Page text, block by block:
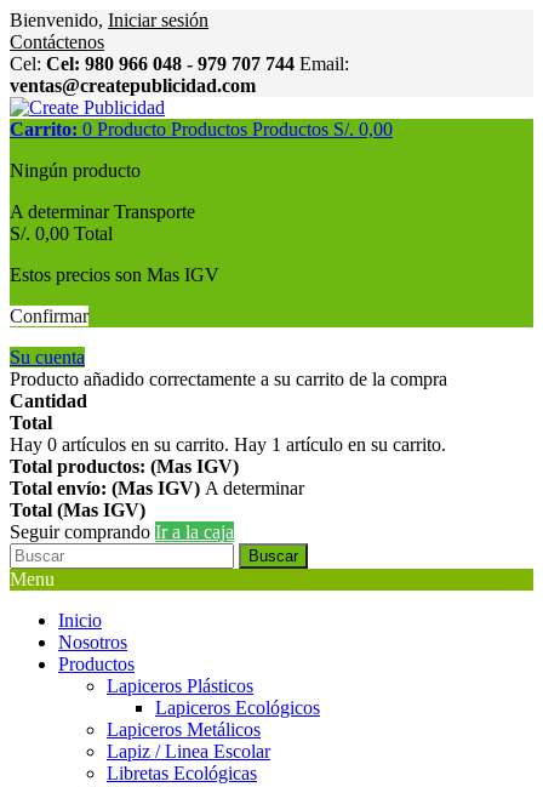
Bienvenido, Iniciar sesión
Contáctenos
Cel: Cel: 980 966 048 - 979 707 744 Email:
ventas@createpublicidad.com
Carrito: 0 Producto Productos Productos S/. 0,00
Ningún producto
A determinarTransporte
S/. 0,00 Total
Estos precios son Mas IGV
Confirmar
Su cuenta
Producto añadido correctamente a su carrito de la compra
Cantidad
Total
Hay 0 artículos en su carrito. Hay 1 artículo en su carrito.
Total productos: (Mas IGV)
Total envío: (Mas IGV) A determinar
Total (Mas IGV)
Seguir comprando Ir a la caja
Buscar
Menu
Inicio
Nosotros
Productos
Lapiceros Plásticos
Lapiceros Ecológicos
Lapiceros Metálicos
Lapiz / Linea Escolar
Libretas Ecológicas